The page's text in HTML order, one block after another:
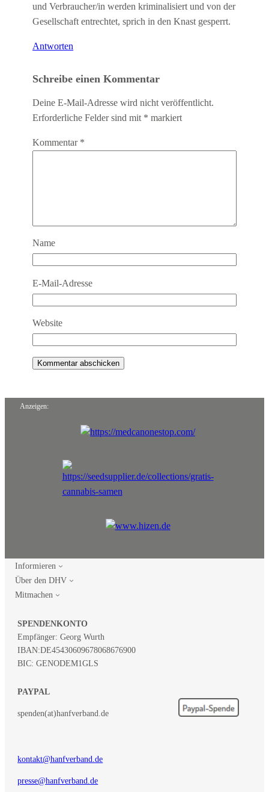
und Verbraucher/in werden kriminalisiert und von der
Gesellschaft entrechtet, sprich in den Knast gesperrt.
Antworten
Schreibe einen Kommentar
Deine E-Mail-Adresse wird nicht veröffentlicht.
Erforderliche Felder sind mit * markiert
Kommentar *
Name
E-Mail-Adresse
Website
Anzeigen:
Informieren
Über den DHV
Mitmachen
SPENDENKONTO
Empfänger: Georg Wurth
IBAN:DE45430609678068676900
BIC: GENODEM1GLS
PAYPAL
spenden(at)hanfverband.de
kontakt@hanfverband.de
presse@hanfverband.de